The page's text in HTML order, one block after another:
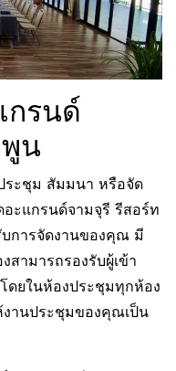
กรนด์
น
ะชุม สัมมนา หรือจัด
อะแกรนด์จามจุรี รีสอร์ท
การจัดงานของคุณ มี
ามารถรองรับผู้เข้า
ดยในห้องประชุมทุกห้อง
านประชุมของคุณเป็น